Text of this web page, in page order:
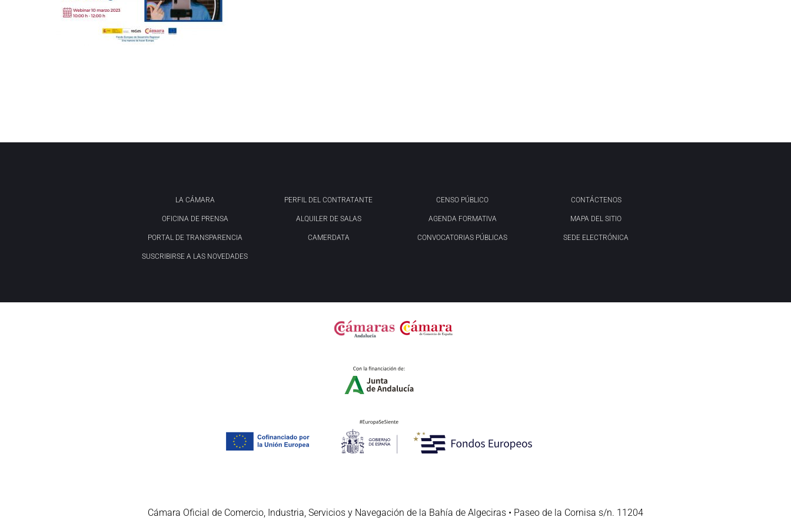
LA CÁMARA
OFICINA DE PRENSA
PORTAL DE TRANSPARENCIA
SUSCRIBIRSE A LAS NOVEDADES
PERFIL DEL CONTRATANTE
ALQUILER DE SALAS
CAMERDATA
CENSO PÚBLICO
AGENDA FORMATIVA
CONVOCATORIAS PÚBLICAS
CONTÁCTENOS
MAPA DEL SITIO
SEDE ELECTRÓNICA
Cámara Oficial de Comercio, Industria, Servicios y Navegación de la Bahía de Algeciras • Paseo de la Cornisa s/n. 11204